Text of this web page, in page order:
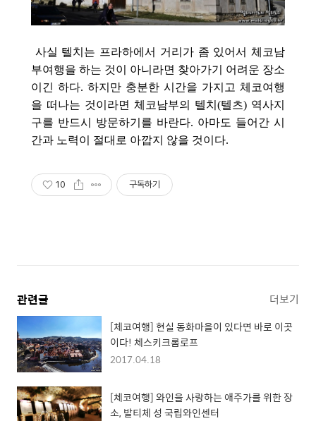
사실 텔치는 프라하에서 거리가 좀 있어서 체코남
부여행을 하는 것이 아니라면 찾아가기 어려운 장소
이긴 하다. 하지만 충분한 시간을 가지고 체코여행
을 떠나는 것이라면 체코남부의 텔치(텔츠) 역사지
구를 반드시 방문하기를 바란다. 아마도 들어간 시
간과 노력이 절대로 아깝지 않을 것이다.
10 구독하기
관련글 더보기
[체코여행] 현실 동화마을이 있다면 바로 이곳
이다! 체스키크롬로프
2017.04.18
[체코여행] 와인을 사랑하는 애주가를 위한 장
소, 발티체 성 국립와인센터